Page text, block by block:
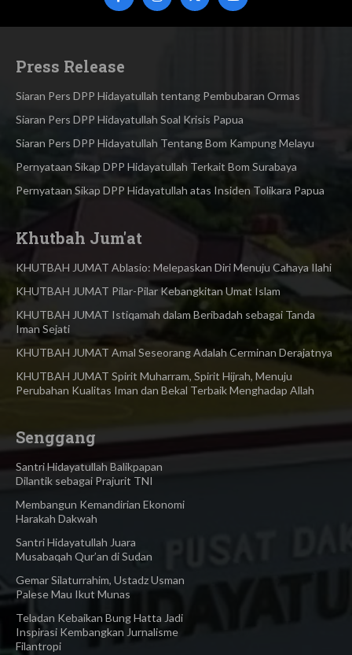
Press Release
Siaran Pers DPP Hidayatullah tentang Pembubaran Ormas
Siaran Pers DPP Hidayatullah Soal Krisis Papua
Siaran Pers DPP Hidayatullah Tentang Bom Kampung Melayu
Pernyataan Sikap DPP Hidayatullah Terkait Bom Surabaya
Pernyataan Sikap DPP Hidayatullah atas Insiden Tolikara Papua
Khutbah Jum'at
KHUTBAH JUMAT Ablasio: Melepaskan Diri Menuju Cahaya Ilahi
KHUTBAH JUMAT Pilar-Pilar Kebangkitan Umat Islam
KHUTBAH JUMAT Istiqamah dalam Beribadah sebagai Tanda
Iman Sejati
KHUTBAH JUMAT Amal Seseorang Adalah Cerminan Derajatnya
KHUTBAH JUMAT Spirit Muharram, Spirit Hijrah, Menuju
Perubahan Kualitas Iman dan Bekal Terbaik Menghadap Allah
Senggang
Santri Hidayatullah Balikpapan
Dilantik sebagai Prajurit TNI
Membangun Kemandirian Ekonomi
Harakah Dakwah
Santri Hidayatullah Juara
Musabaqah Qur’an di Sudan
Gemar Silaturrahim, Ustadz Usman
Palese Mau Ikut Munas
Teladan Kebaikan Bung Hatta Jadi
Inspirasi Kembangkan Jurnalisme
Filantropi